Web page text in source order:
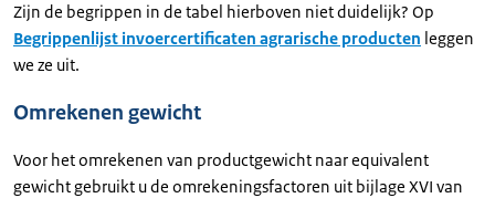
Zijn de begrippen in de tabel hierboven niet duidelijk? Op
Begrippenlijst invoercertificaten agrarische producten leggen
we ze uit.
Omrekenen gewicht
Voor het omrekenen van productgewicht naar equivalent
gewicht gebruikt u de omrekeningsfactoren uit bijlage XVI van